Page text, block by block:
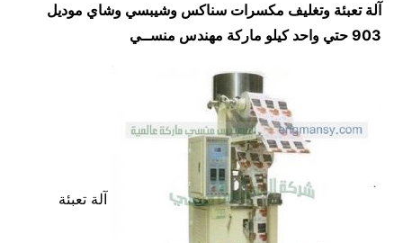
آلة تعبئة وتغليف مكسرات سناكس وشيبسي وشاي موديل
903 حتي واحد كيلو ماركة مهندس منســي
آلة تعبئة